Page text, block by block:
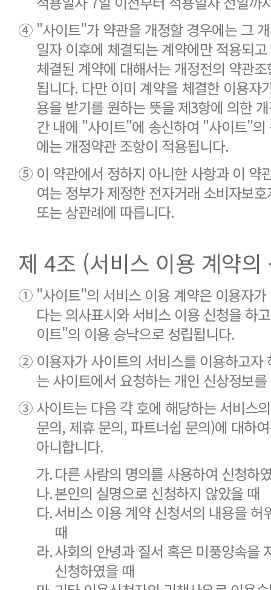
④ "사이트"가 약관을 개정할 경우에는 그
일자 이후에 체결되는 계약에만 적용되
체결된 계약에 대해서는 개정전의 약관
됩니다. 다만 이미 계약을 체결한 이용자
용을 받기를 원하는 뜻을 제3항에 의한
간 내에 "사이트"에 송신하여 "사이트"의
에는 개정약관 조항이 적용됩니다.
⑤ 이 약관에서 정하지 아니한 사항과 이 약
여는 정부가 제정한 전자거래 소비자보
또는 상관례에 따릅니다.
제 4조 (서비스 이용 계약의
① "사이트"의 서비스 이용 계약은 이용자
다는 의사표시와 서비스 이용 신청을 하
이트"의 이용 승낙으로 성립됩니다.
② 이용자가 사이트의 서비스를 이용하고자
는 사이트에서 요청하는 개인 신상정보
③ 사이트는 다음 각 호에 해당하는 서비스
문의, 제휴 문의, 파트너쉽 문의)에 대하
아니합니다.
가.다른 사람의 명의를 사용하여 신청하
나.본인의 실명으로 신청하지 않았을 때
다.서비스 이용 계약 신청서의 내용을 허
때
라.사회의 안녕과 질서 혹은 미풍양속을
신청하였을 때